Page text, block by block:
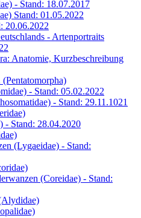
- Stand: 18.07.2017
Stand: 01.05.2022
20.06.2022
- Artenportraits
Anatomie, Kurzbeschreibung
- Stand: 05.02.2022
- Stand: 29.11.1021
- Stand: 28.04.2020
(Lygaeidae) - Stand:
(Coreidae) - Stand: